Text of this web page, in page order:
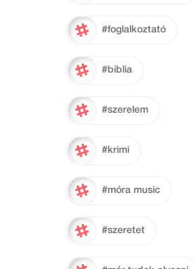
#foglalkoztató
#biblia
#szerelem
#krimi
#móra music
#szeretet